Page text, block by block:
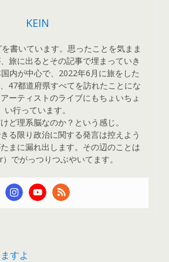
KEIN
書いています。思ったことを気まま
旅に出るとその記事で埋まっていき
内が中心で、2022年6月に旅をした
47都道府県すべてを訪れたことにな
ーティストのライブにもちょいちょ
い行っています。
ど理系脳なのか？という感じ。
る限り政治に関する発言は控えよう
まに漏れ出します。その辺のことは
でがっつりつぶやいてます。
すよ